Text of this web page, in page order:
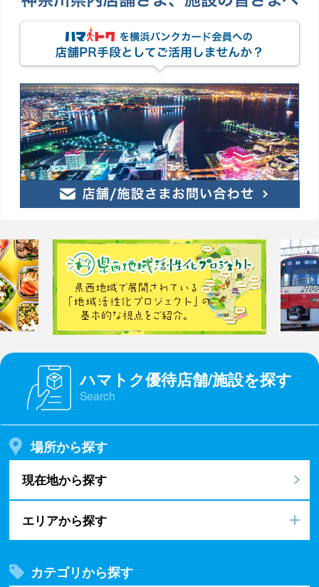
ハマトク優待店舗/施設を探す
Search
場所から探す
現在地から探す
エリアから探す
カテゴリから探す